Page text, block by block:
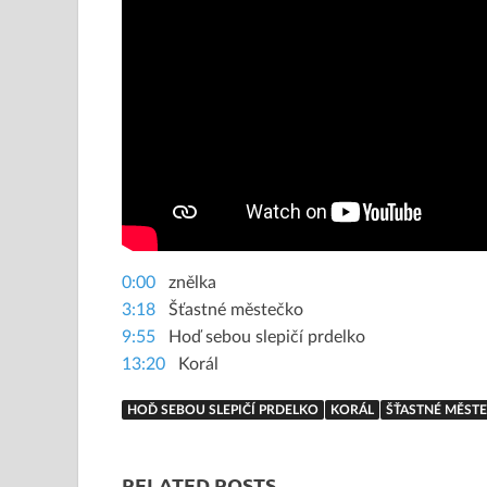
0:00 znělka
3:18 Šťastné městečko
9:55 Hoď sebou slepičí prdelko
13:20 Korál
HOĎ SEBOU SLEPIČÍ PRDELKO KORÁL ŠŤASTNÉ